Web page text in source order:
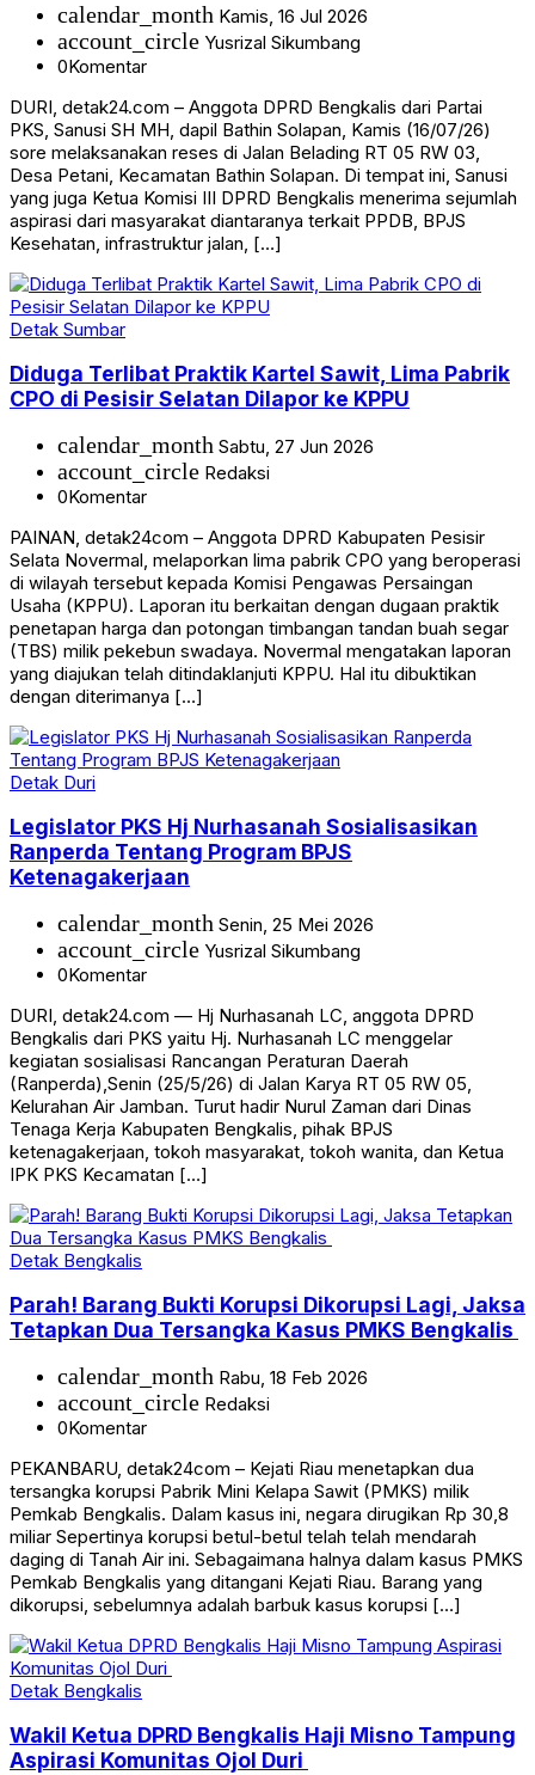
calendar_month Kamis, 16 Jul 2026
account_circle Yusrizal Sikumbang
0Komentar
DURI, detak24.com – Anggota DPRD Bengkalis dari Partai
PKS, Sanusi SH MH, dapil Bathin Solapan, Kamis (16/07/26)
sore melaksanakan reses di Jalan Belading RT 05 RW 03,
Desa Petani, Kecamatan Bathin Solapan. Di tempat ini, Sanusi
yang juga Ketua Komisi III DPRD Bengkalis menerima sejumlah
aspirasi dari masyarakat diantaranya terkait PPDB, BPJS
Kesehatan, infrastruktur jalan, […]
Detak Sumbar
Diduga Terlibat Praktik Kartel Sawit, Lima Pabrik
CPO di Pesisir Selatan Dilapor ke KPPU
calendar_month Sabtu, 27 Jun 2026
account_circle Redaksi
0Komentar
PAINAN, detak24com – Anggota DPRD Kabupaten Pesisir
Selata Novermal, melaporkan lima pabrik CPO yang beroperasi
di wilayah tersebut kepada Komisi Pengawas Persaingan
Usaha (KPPU). Laporan itu berkaitan dengan dugaan praktik
penetapan harga dan potongan timbangan tandan buah segar
(TBS) milik pekebun swadaya. Novermal mengatakan laporan
yang diajukan telah ditindaklanjuti KPPU. Hal itu dibuktikan
dengan diterimanya […]
Detak Duri
Legislator PKS Hj Nurhasanah Sosialisasikan
Ranperda Tentang Program BPJS
Ketenagakerjaan
calendar_month Senin, 25 Mei 2026
account_circle Yusrizal Sikumbang
0Komentar
DURI, detak24.com — Hj Nurhasanah LC, anggota DPRD
Bengkalis dari PKS yaitu Hj. Nurhasanah LC menggelar
kegiatan sosialisasi Rancangan Peraturan Daerah
(Ranperda),Senin (25/5/26) di Jalan Karya RT 05 RW 05,
Kelurahan Air Jamban. Turut hadir Nurul Zaman dari Dinas
Tenaga Kerja Kabupaten Bengkalis, pihak BPJS
ketenagakerjaan, tokoh masyarakat, tokoh wanita, dan Ketua
IPK PKS Kecamatan […]
Detak Bengkalis
Parah! Barang Bukti Korupsi Dikorupsi Lagi, Jaksa
Tetapkan Dua Tersangka Kasus PMKS Bengkalis
calendar_month Rabu, 18 Feb 2026
account_circle Redaksi
0Komentar
PEKANBARU, detak24com – Kejati Riau menetapkan dua
tersangka korupsi Pabrik Mini Kelapa Sawit (PMKS) milik
Pemkab Bengkalis. Dalam kasus ini, negara dirugikan Rp 30,8
miliar Sepertinya korupsi betul-betul telah telah mendarah
daging di Tanah Air ini. Sebagaimana halnya dalam kasus PMKS
Pemkab Bengkalis yang ditangani Kejati Riau. Barang yang
dikorupsi, sebelumnya adalah barbuk kasus korupsi […]
Detak Bengkalis
Wakil Ketua DPRD Bengkalis Haji Misno Tampung
Aspirasi Komunitas Ojol Duri